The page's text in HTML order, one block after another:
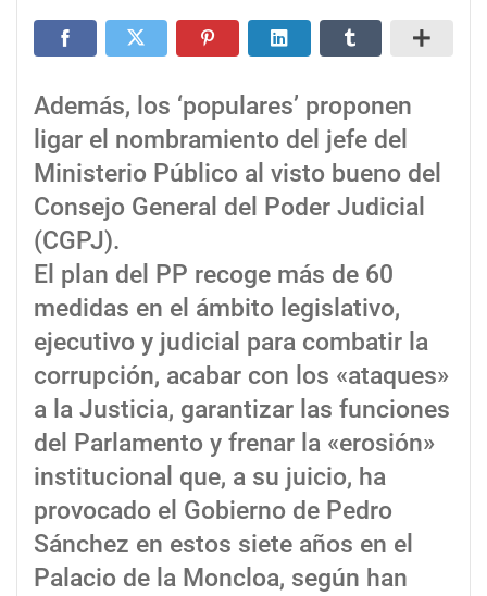
Además, los ‘populares’ proponen
ligar el nombramiento del jefe del
Ministerio Público al visto bueno del
Consejo General del Poder Judicial
(CGPJ).
El plan del PP recoge más de 60
medidas en el ámbito legislativo,
ejecutivo y judicial para combatir la
corrupción, acabar con los «ataques»
a la Justicia, garantizar las funciones
del Parlamento y frenar la «erosión»
institucional que, a su juicio, ha
provocado el Gobierno de Pedro
Sánchez en estos siete años en el
Palacio de la Moncloa, según han